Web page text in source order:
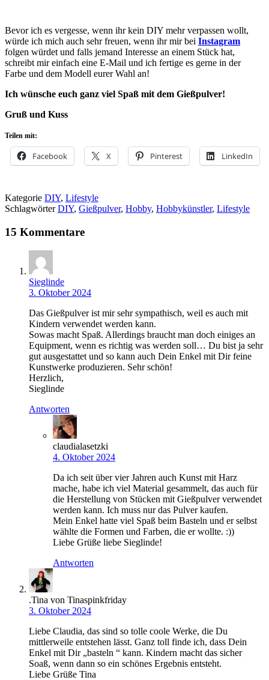
Bevor ich es vergesse, wenn ihr kein DIY mehr verpassen wollt,
würde ich mich auch sehr freuen, wenn ihr mir bei Instagram
folgen würdet und falls jemand Interesse an einem Stück hat,
schreibt mir einfach eine E-Mail und ich fertige es gerne in der
Farbe und dem Modell eurer Wahl an!
Ich wünsche euch ganz viel Spaß mit dem Gießpulver!
Gruß und Kuss
Teilen mit:
Facebook X Pinterest LinkedIn
Kategorie DIY, Lifestyle
SchlagwörterDIY, Gießpulver, Hobby, Hobbykünstler, Lifestyle
15 Kommentare
Sieglinde
3. Oktober 2024
Das Gießpulver ist mir sehr sympathisch, weil es auch mit
Kindern verwendet werden kann.
Sowas macht Spaß. Allerdings braucht man doch einiges an
Equipment, wenn es richtig was werden soll… Du bist ja sehr
gut ausgestattet und so kann auch Dein Enkel mit Dir feine
Kunstwerke produzieren. Sehr schön!
Herzlich,
Sieglinde
Antworten
claudialasetzki
4. Oktober 2024
Da ich seit über vier Jahren auch Kunst mit Harz
mache, habe ich viel Material gesammelt, das auch für
die Herstellung von Stücken mit Gießpulver verwendet
werden kann. Ich muss nur das Pulver kaufen.
Mein Enkel hatte viel Spaß beim Basteln und er selbst
wählte die Formen und Farben, die er wollte. :))
Liebe Grüße liebe Sieglinde!
Antworten
.Tina von Tinaspinkfriday
3. Oktober 2024
Liebe Claudia, das sind so tolle coole Werke, die Du
mittlerweile entstehen lässt. Ganz toll finde ich, dass Dein
Enkel mit Dir „basteln “ kann. Kindern macht das sicher
Soaß, wenn dann so ein schönes Ergebnis entsteht.
Liebe Grüße Tina